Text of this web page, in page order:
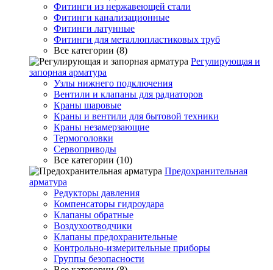
Фитинги из нержавеющей стали
Фитинги канализационные
Фитинги латунные
Фитинги для металлопластиковых труб
Все категории (8)
Регулирующая и
запорная арматура
Узлы нижнего подключения
Вентили и клапаны для радиаторов
Краны шаровые
Краны и вентили для бытовой техники
Краны незамерзающие
Термоголовки
Сервоприводы
Все категории (10)
Предохранительная
арматура
Редукторы давления
Компенсаторы гидроудара
Клапаны обратные
Воздухоотводчики
Клапаны предохранительные
Контрольно-измерительные приборы
Группы безопасности